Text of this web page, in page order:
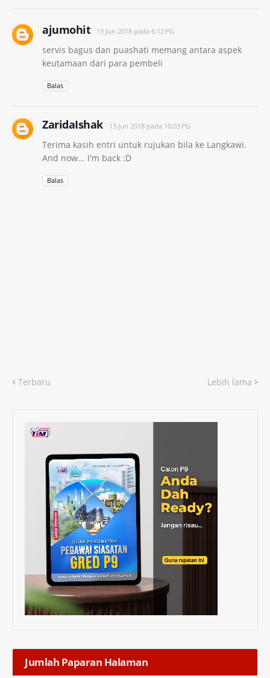
ajumohit 13 Jun 2018 pada 6:12 PG
servis bagus dan puashati memang antara aspek
keutamaan dari para pembeli
Balas
ZaridaIshak 13 Jun 2018 pada 10:03 PG
Terima kasih entri untuk rujukan bila ke Langkawi.
And now... I'm back :D
Balas
Terbaru Lebih lama
Jumlah Paparan Halaman